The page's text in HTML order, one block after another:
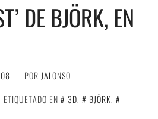
DE BJÖRK, EN
POR JALONSO
ETIQUETADO EN 3D, BJÖRK,